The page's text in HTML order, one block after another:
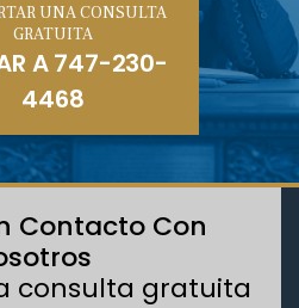
UNA CONSULTA
GRATUITA
A747-230-
4468
Contacto Con
consulta gratuita